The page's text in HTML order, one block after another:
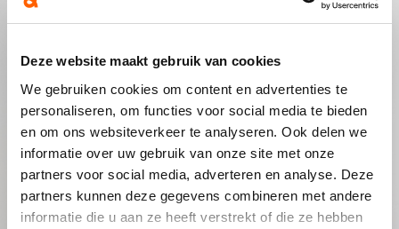
Deze website maakt gebruik van cookies
We gebruiken cookies om content en advertenties te
personaliseren, om functies voor social media te bieden
en om ons websiteverkeer te analyseren. Ook delen we
informatie over uw gebruik van onze site met onze
partners voor social media, adverteren en analyse. Deze
partners kunnen deze gegevens combineren met andere
informatie die u aan ze heeft verstrekt of die ze hebben